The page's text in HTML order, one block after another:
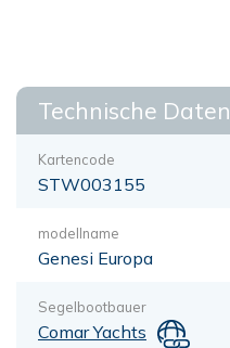
Technische Daten
Kartencode
STW003155
modellname
Genesi Europa
Segelbootbauer
Comar Yachts